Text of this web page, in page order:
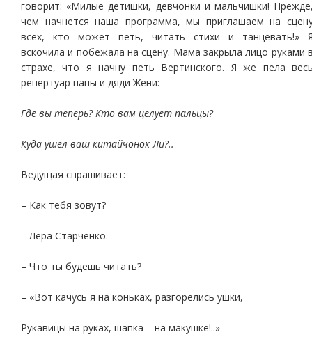
говорит: «Милые детишки, девчонки и мальчишки!
чем начнется наша программа, мы приглашаем на
всех, кто может петь, читать стихи и танцевать!»
вскочила и побежала на сцену. Мама закрыла лицо руками
страхе, что я начну петь Вертинского. Я же пела
репертуар папы и дяди Жени:
Где вы теперь? Кто вам целует пальцы?
Куда ушел ваш китайчонок Ли?..
Ведущая спрашивает:
– Как тебя зовут?
– Лера Старченко.
– Что ты будешь читать?
– «Вот качусь я на коньках, разгорелись ушки,
Рукавицы на руках, шапка – на макушке!..»